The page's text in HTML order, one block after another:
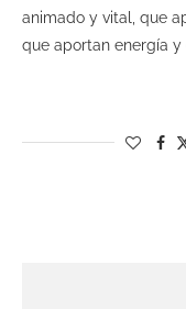
animado y vital, que
que aportan energía